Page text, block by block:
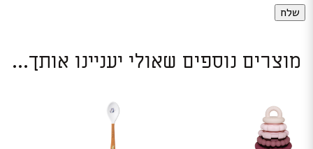
מוצרים נוספים שאולי יעניינו אותך...